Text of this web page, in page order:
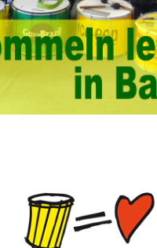
management courses,
of managers, prevent and
formal security management,
to carry out practical
of network administrators.
strengthen the exchanges
management personnel to
this process, the encryption key
other settings can be made.
security of the data. The